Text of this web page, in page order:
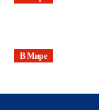
В Мире